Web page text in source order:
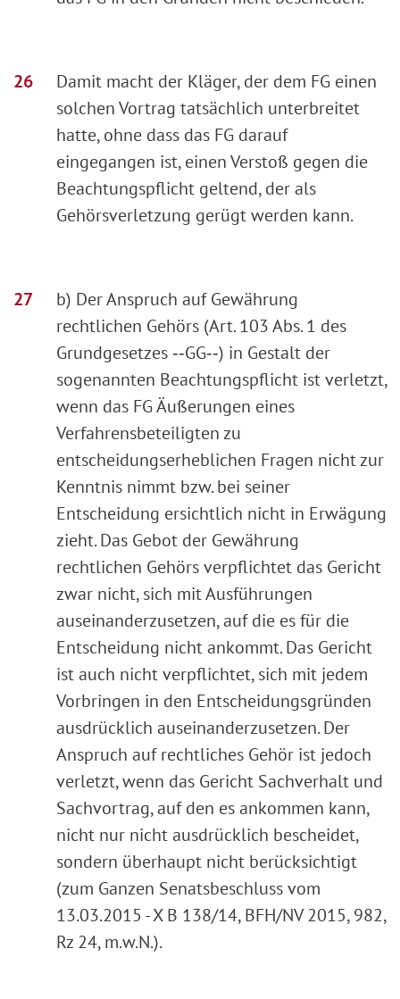
Damit macht der Kläger, der dem FG einen
solchen Vortrag tatsächlich unterbreitet
hatte, ohne dass das FG darauf
eingegangen ist, einen Verstoß gegen die
Beachtungspflicht geltend, der als
Gehörsverletzung gerügt werden kann.
b) Der Anspruch auf Gewährung
rechtlichen Gehörs (Art. 103 Abs. 1 des
Grundgesetzes ‑‑GG‑‑) in Gestalt der
sogenannten Beachtungspflicht ist verletzt,
wenn das FG Äußerungen eines
Verfahrensbeteiligten zu
entscheidungserheblichen Fragen nicht zur
Kenntnis nimmt bzw. bei seiner
Entscheidung ersichtlich nicht in Erwägung
zieht. Das Gebot der Gewährung
rechtlichen Gehörs verpflichtet das Gericht
zwar nicht, sich mit Ausführungen
auseinanderzusetzen, auf die es für die
Entscheidung nicht ankommt. Das Gericht
ist auch nicht verpflichtet, sich mit jedem
Vorbringen in den Entscheidungsgründen
ausdrücklich auseinanderzusetzen. Der
Anspruch auf rechtliches Gehör ist jedoch
verletzt, wenn das Gericht Sachverhalt und
Sachvortrag, auf den es ankommen kann,
nicht nur nicht ausdrücklich bescheidet,
sondern überhaupt nicht berücksichtigt
(zum Ganzen Senatsbeschluss vom
13.03.2015 - X B 138/14, BFH/NV 2015, 982,
Rz 24, m.w.N.).